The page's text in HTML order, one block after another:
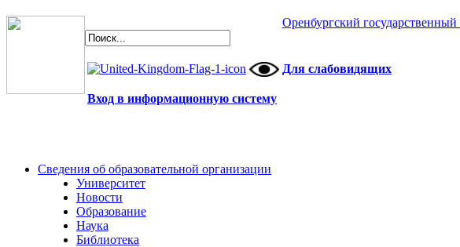
Оренбургский
Для слабовидящих
Вход в информационную систему
Сведения об образовательной организации
Университет
Новости
Образование
Наука
Библиотека